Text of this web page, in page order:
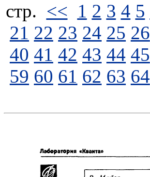
стp. << 1 2 3 4 5
21 22 23 24 25 26
40 41 42 43 44 45
59 60 61 62 63 64